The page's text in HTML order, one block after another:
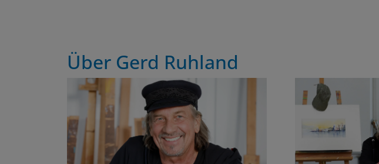
Über Gerd Ruhland